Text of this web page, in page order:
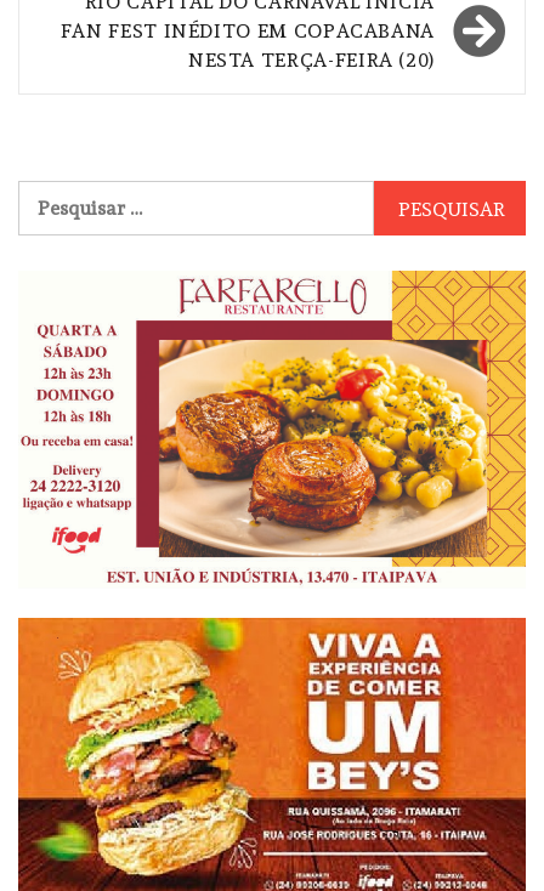
Post
FAN FEST INÉDITO EM COPACABANA
NESTA TERÇA-FEIRA (20)